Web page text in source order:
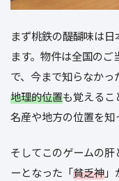
まず桃鉄の醍醐味は
ます。物件は全国の
で、今まで知らなかっ
地理的位置も覚えるこ
名産や地方の位置を知
そしてこのゲームの
ーとなった「貧乏神